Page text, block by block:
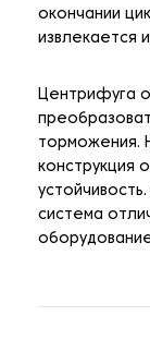
окончании
извлекается
Центрифуга
торможения.
конструкция
система